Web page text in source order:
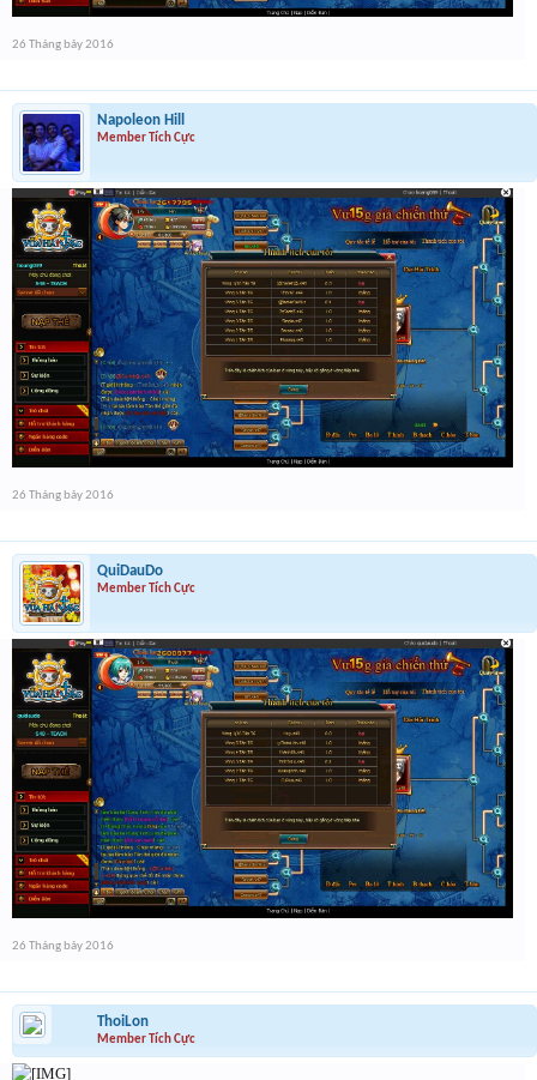
26 Tháng bảy 2016
Napoleon Hill
Member Tích Cực
26 Tháng bảy 2016
QuiDauDo
Member Tích Cực
26 Tháng bảy 2016
ThoiLon
Member Tích Cực